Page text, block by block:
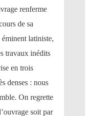
renferme
de sa
latiniste,
travaux inédits
en trois
denses : nous
On regrette
soit par